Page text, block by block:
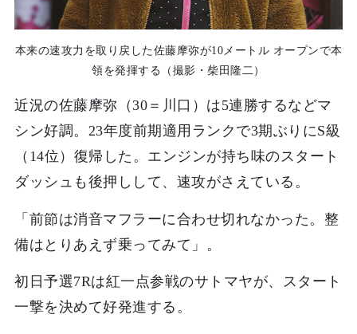
本来の速攻力を取り戻した佐藤摩弥が10メートル オープンで本
領を発揮する（撮影・柴田隆二）
近況の佐藤摩弥（30＝川口）は5連勝するなどマ
シン好調。23年度前期適用ランクで3期ぶりにS級
（14位）復帰した。エンジンが持ち味のスタート
ダッシュも後押しして、速攻がさえている。
「前節は消音マフラーに合わせ切れなかった。整
備はとりあえず乗ってみて」。
初日予選7Rは紅一点参戦のサトマヤが、スタート
一撃を決めて好発進する。